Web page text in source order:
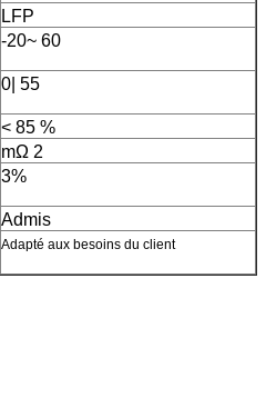
LFP
-20~ 60
0 55
< 85 %
mΩ 2
3%
Admis
Adapté aux besoins du client